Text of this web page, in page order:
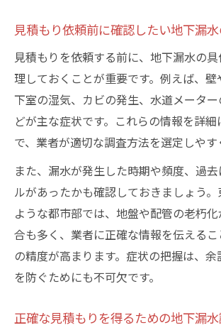
調査後に役立つ地下漏水修理
迅速解決を目指す地下漏水相談ポ
地下漏水相談時に伝えるべき
地下 漏水のトラブル相談の
迅速な地下漏水対処を叶える
地下漏水の相談窓口と選び方
相談から見積もりまでの地下
見積もり依頼前に確認したい地下漏
見積もりを依頼する前に、地下漏水の
理しておくことが重要です。例えば、
下室の湿気、カビの発生、水道メータ
どが主な症状です。これらの情報を詳細
で、業者が適切な調査方法を選定しやす
また、漏水が発生した時期や頻度、過
ルがあったかも確認しておきましょう
ような都市部では、地盤や配管の老朽
合も多く、業者に正確な情報を伝えるこ
の精度が高まります。症状の把握は、
を防ぐためにも不可欠です。
正確な見積もりを得るための地下漏